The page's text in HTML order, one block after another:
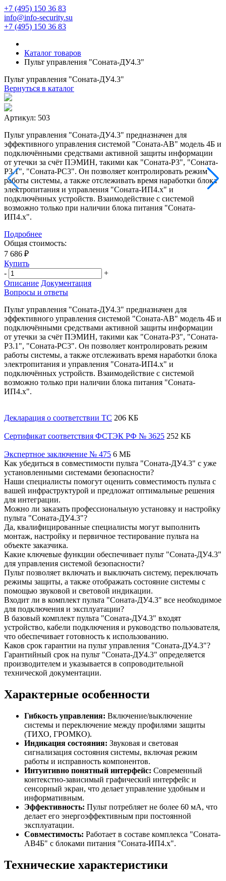
+7 (495) 150 36 83
info@info-security.su
+7 (495) 150 36 83
Каталог товаров
Пульт управления "Соната-ДУ4.3"
Пульт управления "Соната-ДУ4.3"
Вернуться в каталог
Артикул: 503
Пульт управления "Соната-ДУ4.3" предназначен для
эффективного управления системой "Соната-АВ" модель 4Б и
подключёнными средствами активной защиты информации
от утечки за счёт ПЭМИН, такими как "Соната-Р3", "Соната-
Р3.1", "Соната-РС3". Он позволяет контролировать режим
работы системы, а также отслеживать время наработки блока
электропитания и управления "Соната-ИП4.х" и
подключённых устройств. Взаимодействие с системой
возможно только при наличии блока питания "Соната-
ИП4.х".
Подробнее
Общая стоимость:
7 686 ₽
Купить
-
+
Описание Документация
Вопросы и ответы
Пульт управления "Соната-ДУ4.3" предназначен для
эффективного управления системой "Соната-АВ" модель 4Б и
подключёнными средствами активной защиты информации
от утечки за счёт ПЭМИН, такими как "Соната-Р3", "Соната-
Р3.1", "Соната-РС3". Он позволяет контролировать режим
работы системы, а также отслеживать время наработки блока
электропитания и управления "Соната-ИП4.х" и
подключённых устройств. Взаимодействие с системой
возможно только при наличии блока питания "Соната-
ИП4.х".
Декларация о соответствии ТС 206 КБ
Сертификат соответствия ФСТЭК РФ № 3625 252 КБ
Экспертное заключение № 475 6 МБ
Как убедиться в совместимости пульта "Соната-ДУ4.3" с уже
установленными системами безопасности?
Наши специалисты помогут оценить совместимость пульта с
вашей инфраструктурой и предложат оптимальные решения
для интеграции.
Можно ли заказать профессиональную установку и настройку
пульта "Соната-ДУ4.3"?
Да, квалифицированные специалисты могут выполнить
монтаж, настройку и первичное тестирование пульта на
объекте заказчика.
Какие ключевые функции обеспечивает пульт "Соната-ДУ4.3"
для управления системой безопасности?
Пульт позволяет включать и выключать систему, переключать
режимы защиты, а также отображать состояние системы с
помощью звуковой и световой индикации.
Входит ли в комплект пульта "Соната-ДУ4.3" все необходимое
для подключения и эксплуатации?
В базовый комплект пульта "Соната-ДУ4.3" входят
устройство, кабели подключения и руководство пользователя,
что обеспечивает готовность к использованию.
Каков срок гарантии на пульт управления "Соната-ДУ4.3"?
Гарантийный срок на пульт "Соната-ДУ4.3" определяется
производителем и указывается в сопроводительной
технической документации.
Характерные особенности
Гибкость управления: Включение/выключение
системы и переключение между профилями защиты
(ТИХО, ГРОМКО).
Индикация состояния: Звуковая и световая
сигнализация состояния системы, включая режим
работы и исправность компонентов.
Интуитивно понятный интерфейс: Современный
контекстно-зависимый графический интерфейс и
сенсорный экран, что делает управление удобным и
информативным.
Эффективность: Пульт потребляет не более 60 мА, что
делает его энергоэффективным при постоянной
эксплуатации.
Совместимость: Работает в составе комплекса "Соната-
АВ4Б" с блоками питания "Соната-ИП4.x".
Технические характеристики